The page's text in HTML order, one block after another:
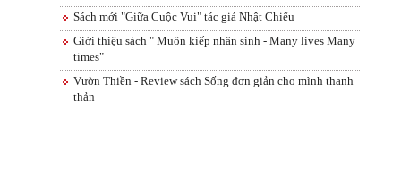
Sách mới "Giữa Cuộc Vui" tác giả Nhật Chiếu
Giới thiệu sách " Muôn kiếp nhân sinh - Many lives Many
times"
Vườn Thiền - Review sách Sống đơn giản cho mình thanh
thản